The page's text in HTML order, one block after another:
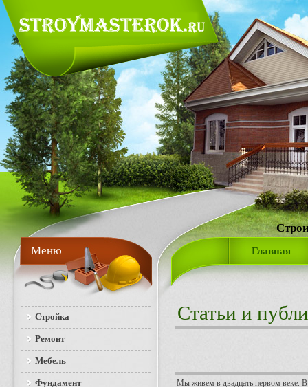
Главная
Статьи и
Мы живем в двадцать первом веке. В
Меню
Стройка
Ремонт
Мебель
Фундамент